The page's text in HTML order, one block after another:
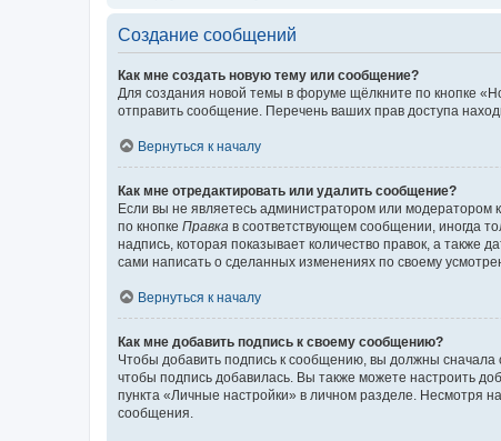
Создание сообщений
Как мне создать новую тему или сообщение?
Для создания новой темы в форуме щёлкните по кнопке
отправить сообщение. Перечень ваших прав доступа
Вернуться к началу
Как мне отредактировать или удалить сообщение?
Если вы не являетесь администратором или
по кнопке Правка в соответствующем сообщении, иногда
надпись, которая показывает количество правок, а также
сами написать о сделанных изменениях по своему
Вернуться к началу
Как мне добавить подпись к своему сообщению?
Чтобы добавить подпись к сообщению, вы должны сначала
чтобы подпись добавилась. Вы также можете настроить
пункта «Личные настройки» в личном разделе. Несмотря
сообщения.